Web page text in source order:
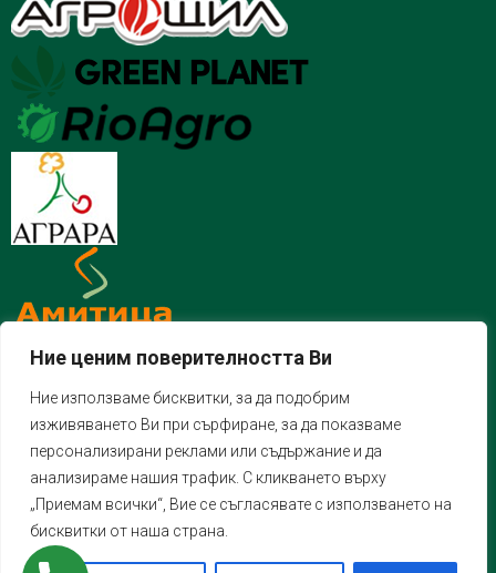
Ние ценим поверителността Ви
Ние използваме бисквитки, за да подобрим
изживяването Ви при сърфиране, за да показваме
персонализирани реклами или съдържание и да
анализираме нашия трафик. С кликването върху
„Приемам всички“, Вие се съгласявате с използването на
бисквитки от наша страна.